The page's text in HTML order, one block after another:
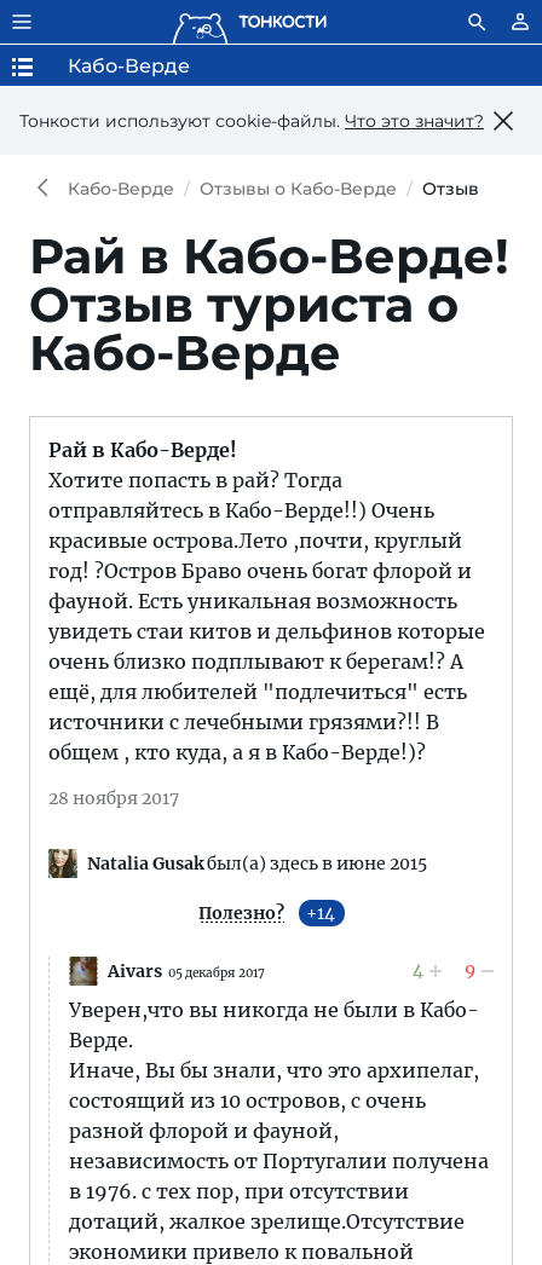
Тонкости используют сookie-файлы. Что это значит?
Кабо-Верде
Кабо-Верде Отзывы о Кабо-Верде Отзыв
Рай в Кабо-Верде!
Отзыв туриста о
Кабо-Верде
Рай в Кабо-Верде!
Хотите попасть в рай? Тогда
отправляйтесь в Кабо-Верде!!) Очень
красивые острова.Лето ,почти, круглый
год! ?Остров Браво очень богат флорой и
фауной. Есть уникальная возможность
увидеть стаи китов и дельфинов которые
очень близко подплывают к берегам!? А
ещё, для любителей "подлечиться" есть
источники с лечебными грязями?!! В
общем , кто куда, а я в Кабо-Верде!)?
28 ноября 2017
Natalia Gusakбыл(а) здесь в июне 2015
Полезно? 14
Aivars 05 декабря 2017 4 9
Уверен,что вы никогда не были в Кабо-
Верде.
Иначе, Вы бы знали, что это архипелаг,
состоящий из 10 островов, с очень
разной флорой и фауной,
независимость от Португалии получена
в 1976. с тех пор, при отсутствии
дотаций, жалкое зрелище.Отсутствие
экономики привело к повальной